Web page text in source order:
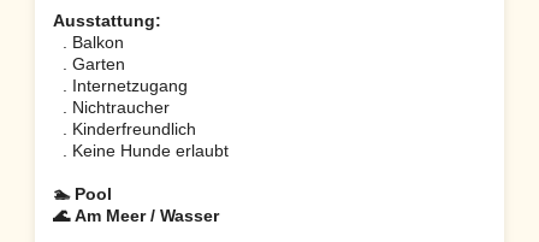
Ausstattung:
. Balkon
. Garten
. Internetzugang
. Nichtraucher
. Kinderfreundlich
. Keine Hunde erlaubt
🏊 Pool
🌊 Am Meer / Wasser